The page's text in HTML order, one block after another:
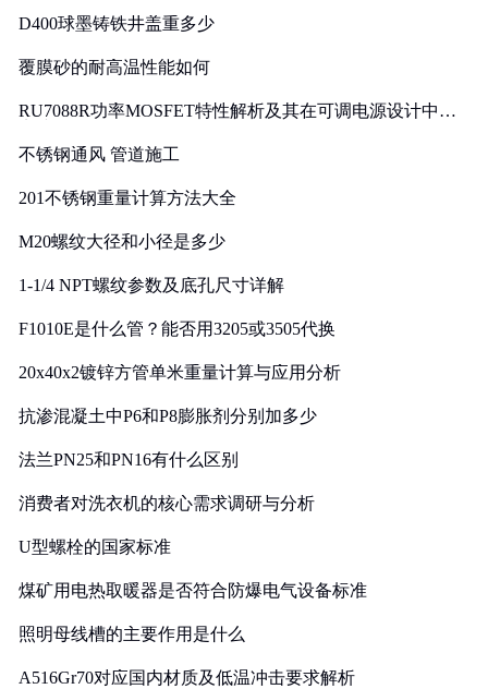
D400球墨铸铁井盖重多少
覆膜砂的耐高温性能如何
RU7088R功率MOSFET特性解析及其在可调电源设计中的
不锈钢通风 管道施工
201不锈钢重量计算方法大全
M20螺纹大径和小径是多少
1-1/4 NPT螺纹参数及底孔尺寸详解
F1010E是什么管？能否用3205或3505代换
20x40x2镀锌方管单米重量计算与应用分析
抗渗混凝土中P6和P8膨胀剂分别加多少
法兰PN25和PN16有什么区别
消费者对洗衣机的核心需求调研与分析
U型螺栓的国家标准
煤矿用电热取暖器是否符合防爆电气设备标准
照明母线槽的主要作用是什么
A516Gr70对应国内材质及低温冲击要求解析